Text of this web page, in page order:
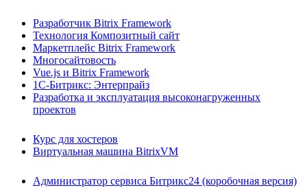
Разработчик Bitrix Framework
Технология Композитный сайт
Маркетплейс Bitrix Framework
Многосайтовость
Vue.js и Bitrix Framework
1С-Битрикс: Энтерпрайз
Разработка и эксплуатация высоконагруженных
проектов
Курс для хостеров
Виртуальная машина BitrixVM
Администратор сервиса Битрикс24 (коробочная версия)